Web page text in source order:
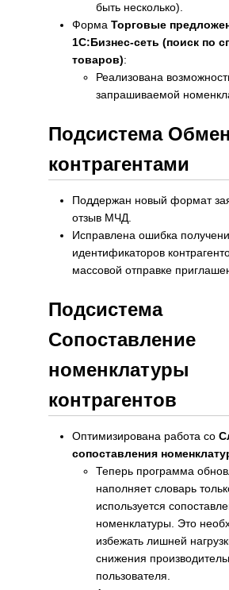
быть несколько).
Форма Торговые
1С:Бизнес-сеть (поиск по
товаров):
Реализована
запрашиваемой
Подсистема
контрагентами
Поддержан новый формат
отзыв МЧД.
Исправлена ошибка
идентификаторов
массовой отправке
Подсистема
Сопоставление
номенклатуры
контрагентов
Оптимизирована работа со
сопоставления
Теперь программа
наполняет словарь
используется
номенклатуры. Это
избежать лишней
снижения
пользователя.